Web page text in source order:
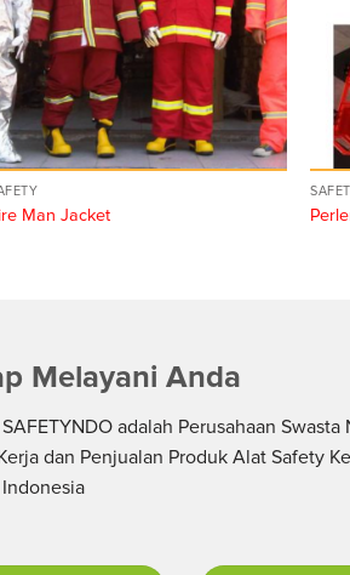
Man Jacket
Melayani Anda
adalah Perusahaan
dan Penjualan Produk Alat Safety